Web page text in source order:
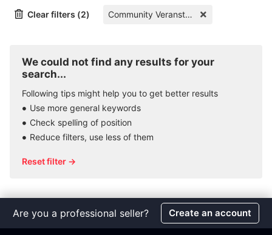
Clear filters (2) Community Veranstaltungen
We could not find any results for your
search...
Following tips might help you to get better results
Use more general keywords
Check spelling of position
Reduce filters, use less of them
Reset filter →
Are you a professional seller? Create an account